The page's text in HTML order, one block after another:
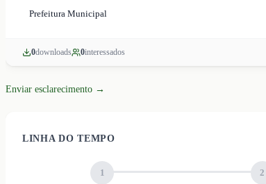
Prefeitura Municipal
0downloads 0interessados
Enviar esclarecimento →
LINHA DO TEMPO
1 2